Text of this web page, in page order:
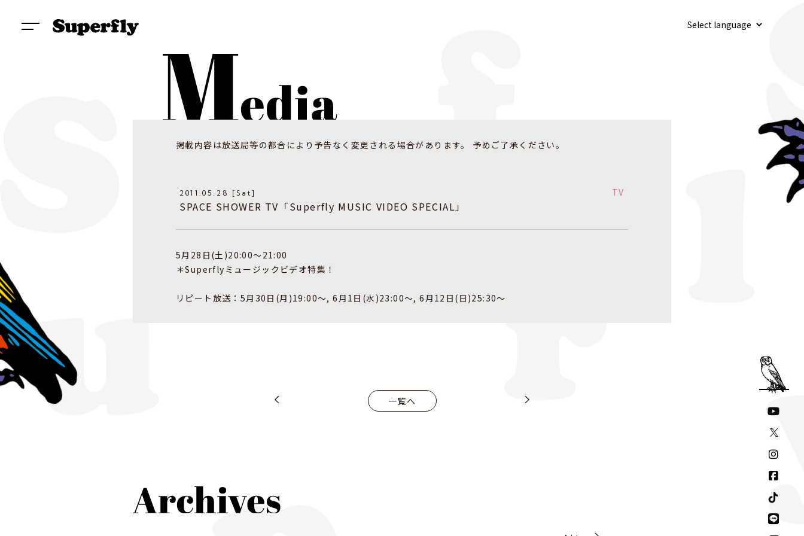
掲載内容は放送局等の都合により予告なく変更される場合があります。 予めご了承ください。
2011.05.28 [Sat] TV
SPACE SHOWER TV「Superfly MUSIC VIDEO SPECIAL」
5月28日(土)20:00～21:00
＊Superflyミュージックビデオ特集！
リピート放送：5月30日(月)19:00～, 6月1日(水)23:00～, 6月12日(日)25:30～
一覧へ